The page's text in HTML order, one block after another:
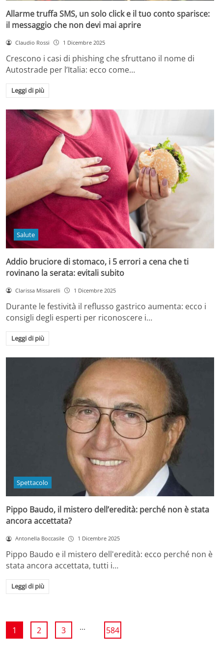
Allarme truffa SMS, un solo click e il tuo conto sparisce:
il messaggio che non devi mai aprire
Claudio Rossi 1 Dicembre 2025
Crescono i casi di phishing che sfruttano il nome di
Autostrade per l’Italia: ecco come…
Leggi di più
Salute
Addio bruciore di stomaco, i 5 errori a cena che ti
rovinano la serata: evitali subito
Clarissa Missarelli 1 Dicembre 2025
Durante le festività il reflusso gastrico aumenta: ecco i
consigli degli esperti per riconoscere i…
Leggi di più
Spettacolo
Pippo Baudo, il mistero dell’eredità: perché non è stata
ancora accettata?
Antonella Boccasile 1 Dicembre 2025
Pippo Baudo e il mistero dell'eredità: ecco perché non è
stata ancora accettata, tutti i…
Leggi di più
1 2 3 ... 584